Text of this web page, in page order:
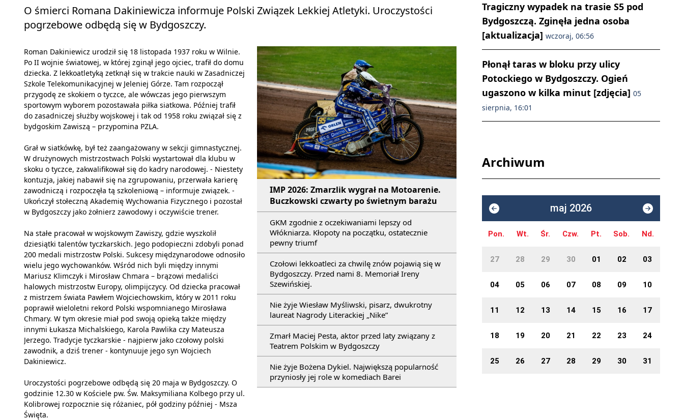
O śmierci Romana Dakiniewicza informuje Polski Związek Lekkiej Atletyki. Uroczystości
pogrzebowe odbędą się w Bydgoszczy.
IMP 2026: Zmarzlik wygrał na Motoarenie.
Buczkowski czwarty po świetnym barażu
GKM zgodnie z oczekiwaniami lepszy od
Włókniarza. Kłopoty na początku, ostatecznie
pewny triumf
Czołowi lekkoatleci za chwilę znów pojawią się w
Bydgoszczy. Przed nami 8. Memoriał Ireny
Szewińskiej.
Nie żyje Wiesław Myśliwski, pisarz, dwukrotny
laureat Nagrody Literackiej „Nike”
Zmarł Maciej Pesta, aktor przed laty związany z
Teatrem Polskim w Bydgoszczy
Nie żyje Bożena Dykiel. Największą popularność
przyniosły jej role w komediach Barei
Roman Dakiniewicz urodził się 18 listopada 1937 roku w Wilnie.
Po II wojnie światowej, w której zginął jego ojciec, trafił do domu
dziecka. Z lekkoatletyką zetknął się w trakcie nauki w Zasadniczej
Szkole Telekomunikacyjnej w Jeleniej Górze. Tam rozpoczął
przygodę ze skokiem o tyczce, ale wówczas jego pierwszym
sportowym wyborem pozostawała piłka siatkowa. Później trafił
do zasadniczej służby wojskowej i tak od 1958 roku związał się z
bydgoskim Zawiszą – przypomina PZLA.
Grał w siatkówkę, był też zaangażowany w sekcji gimnastycznej.
W drużynowych mistrzostwach Polski wystartował dla klubu w
skoku o tyczce, zakwalifikował się do kadry narodowej. - Niestety
kontuzja, jakiej nabawił się na zgrupowaniu, przerwała karierę
zawodniczą i rozpoczęła tą szkoleniową – informuje związek. -
Ukończył stołeczną Akademię Wychowania Fizycznego i pozostał
w Bydgoszczy jako żołnierz zawodowy i oczywiście trener.
Na stałe pracował w wojskowym Zawiszy, gdzie wyszkolił
dziesiątki talentów tyczkarskich. Jego podopieczni zdobyli ponad
200 medali mistrzostw Polski. Sukcesy międzynarodowe odnosiło
wielu jego wychowanków. Wśród nich byli między innymi
Mariusz Klimczyk i Mirosław Chmara – brązowi medaliści
halowych mistrzostw Europy, olimpijczycy. Od dziecka pracował
z mistrzem świata Pawłem Wojciechowskim, który w 2011 roku
poprawił wieloletni rekord Polski wspomnianego Mirosława
Chmary. W tym okresie miał pod swoją opieką także między
innymi Łukasza Michalskiego, Karola Pawlika czy Mateusza
Jerzego. Tradycje tyczkarskie - najpierw jako czołowy polski
zawodnik, a dziś trener - kontynuuje jego syn Wojciech
Dakiniewicz.
Uroczystości pogrzebowe odbędą się 20 maja w Bydgoszczy. O
godzinie 12.30 w Kościele pw. Św. Maksymiliana Kolbego przy ul.
Kolibrowej rozpocznie się różaniec, pół godziny później - Msza
Święta.
Tragiczny wypadek na trasie S5 pod
Bydgoszczą. Zginęła jedna osoba
[aktualizacja] wczoraj, 06:56
Płonął taras w bloku przy ulicy
Potockiego w Bydgoszczy. Ogień
ugaszono w kilka minut [zdjęcia] 05
sierpnia, 16:01
Archiwum
maj 2026
Pon. Wt. Śr. Czw. Pt. Sob. Nd.
27 28 29 30 01 02 03
04 05 06 07 08 09 10
11 12 13 14 15 16 17
18 19 20 21 22 23 24
25 26 27 28 29 30 31